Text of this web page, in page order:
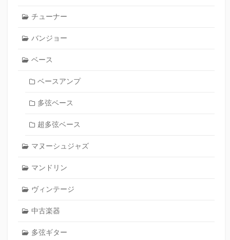
チューナー
バンジョー
ベース
ベースアンプ
多弦ベース
超多弦ベース
マヌーシュジャズ
マンドリン
ヴィンテージ
中古楽器
多弦ギター